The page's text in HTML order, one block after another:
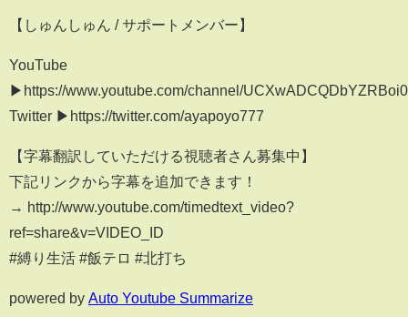
【しゅんしゅん / サポートメンバー】
YouTube
▶︎https://www.youtube.com/channel/
Twitter ▶︎https://twitter.com/ayapoyo777
【字幕翻訳していただける視聴者さん募集中】
下記リンクから字幕を追加できます！
→ http://www.youtube.com/timedtext_video?
ref=share&v=VIDEO_ID
#縛り生活 #飯テロ #北打ち
powered by Auto Youtube Summarize